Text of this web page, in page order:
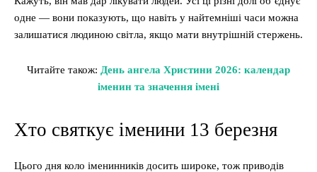
одне — вони показують, що навіть у найтемніші часи можна
залишатися людиною світла, якщо мати внутрішній стержень.
Читайте також: День ангела Христини 2026: календар
іменин та значення імені
Хто святкує іменини 13 березня
Цього дня коло іменинників досить широке, тож приводів